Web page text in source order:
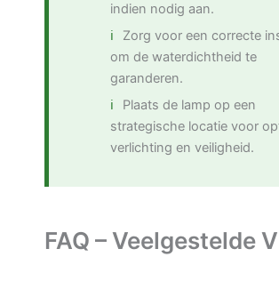
indien nodig aan.
Zorg voor een correcte
om de waterdichtheid te
garanderen.
Plaats de lamp op een
strategische locatie voor
verlichting en veiligheid.
FAQ – Veelgestelde